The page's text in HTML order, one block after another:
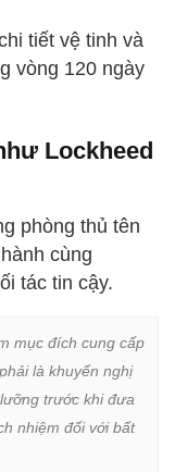
tiết vệ tinh và
vòng 120 ngày
Lockheed
phòng thủ tên
cùng
tác tin cậy.
mục đích cung cấp
là khuyến nghị
trước khi đưa
nhiệm đối với bất